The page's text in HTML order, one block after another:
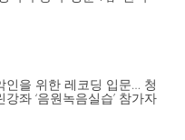
인을 위한 레코딩 입문… 청
좌 ‘음원녹음실습’ 참가자